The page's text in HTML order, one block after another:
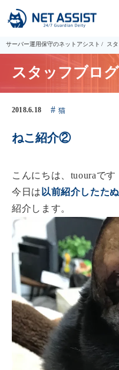
サーバー運用保守のネットアシスト ス
スタッフブログ
2018.6.18 猫
ねこ紹介②
こんにちは、tuouraです
今日は 以前紹介したた
紹介します。